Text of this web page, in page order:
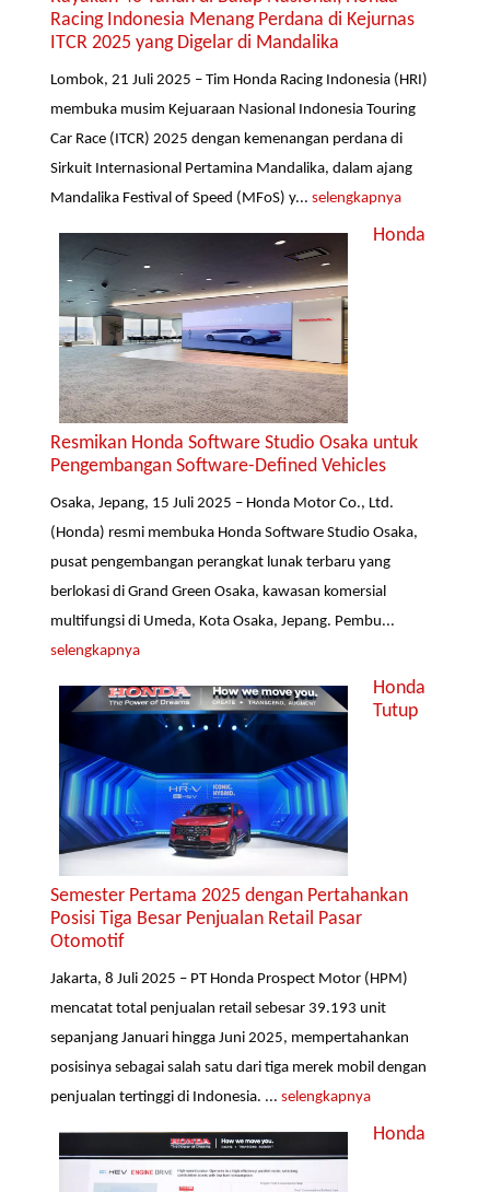
Racing Indonesia Menang Perdana di Kejurnas
ITCR 2025 yang Digelar di Mandalika
Lombok, 21 Juli 2025 – Tim Honda Racing Indonesia (HRI)
membuka musim Kejuaraan Nasional Indonesia Touring
Car Race (ITCR) 2025 dengan kemenangan perdana di
Sirkuit Internasional Pertamina Mandalika, dalam ajang
Mandalika Festival of Speed (MFoS) y...selengkapnya
Honda
Resmikan Honda Software Studio Osaka untuk
Pengembangan Software-Defined Vehicles
Osaka, Jepang, 15 Juli 2025 – Honda Motor Co., Ltd.
(Honda) resmi membuka Honda Software Studio Osaka,
pusat pengembangan perangkat lunak terbaru yang
berlokasi di Grand Green Osaka, kawasan komersial
multifungsi di Umeda, Kota Osaka, Jepang. Pembu...
selengkapnya
Honda
Tutup
Semester Pertama 2025 dengan Pertahankan
Posisi Tiga Besar Penjualan Retail Pasar
Otomotif
Jakarta, 8 Juli 2025 – PT Honda Prospect Motor (HPM)
mencatat total penjualan retail sebesar 39.193 unit
sepanjang Januari hingga Juni 2025, mempertahankan
posisinya sebagai salah satu dari tiga merek mobil dengan
penjualan tertinggi di Indonesia. ...selengkapnya
Honda